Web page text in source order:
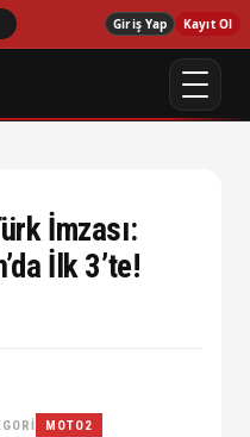
Giriş Yap Kayıt Ol
İmzası:
İlk 3’te!
MOTO2